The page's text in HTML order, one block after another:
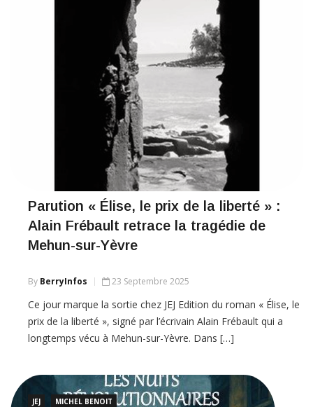
Parution « Élise, le prix de la liberté » :
Alain Frébault retrace la tragédie de
Mehun-sur-Yèvre
By BerryInfos 23 Septembre 2025
Ce jour marque la sortie chez JEJ Edition du roman « Élise, le
prix de la liberté », signé par l’écrivain Alain Frébault qui a
longtemps vécu à Mehun-sur-Yèvre. Dans […]
JEJ MICHEL BENOIT